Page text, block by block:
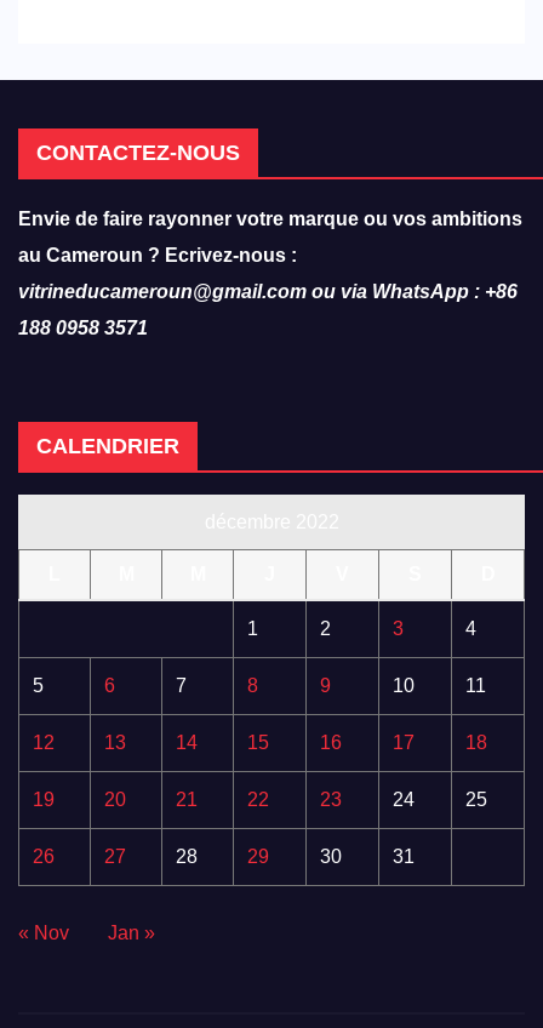
CONTACTEZ-NOUS
Envie de faire rayonner votre marque ou vos ambitions
au Cameroun ? Ecrivez-nous :
vitrineducameroun@gmail.com ou via WhatsApp : +86
188 0958 3571
CALENDRIER
1 2 3 4
5 6 7 8 9 10 11
12 13 14 15 16 17 18
19 20 21 22 23 24 25
26 27 28 29 30 31
« Nov Jan »